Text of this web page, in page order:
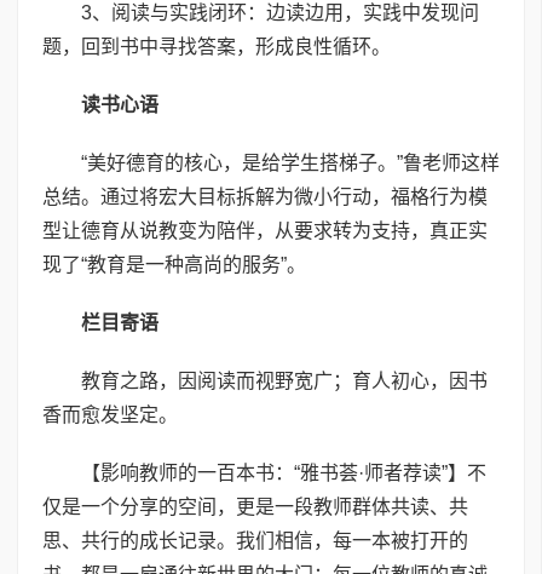
3、阅读与实践闭环：边读边用，实践中发现问
题，回到书中寻找答案，形成良性循环。
读书心语
“美好德育的核心，是给学生搭梯子。”鲁老师这样
总结。通过将宏大目标拆解为微小行动，福格行为模
型让德育从说教变为陪伴，从要求转为支持，真正实
现了“教育是一种高尚的服务”。
栏目寄语
教育之路，因阅读而视野宽广；育人初心，因书
香而愈发坚定。
【影响教师的一百本书：“雅书荟·师者荐读”】不
仅是一个分享的空间，更是一段教师群体共读、共
思、共行的成长记录。我们相信，每一本被打开的